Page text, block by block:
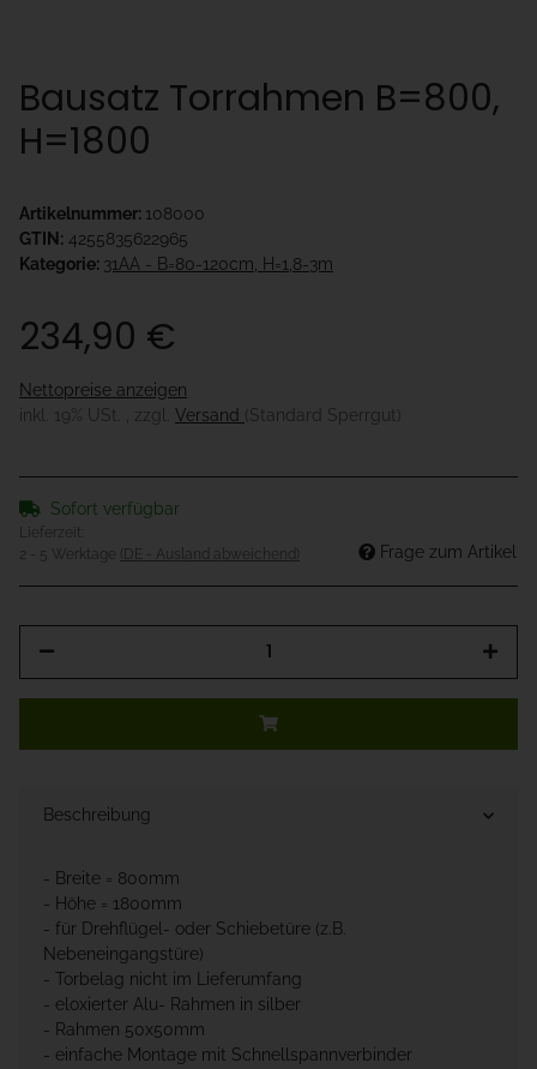
Bausatz Torrahmen B=800,
H=1800
Artikelnummer: 108000
GTIN: 4255835622965
Kategorie: 31AA - B=80-120cm, H=1,8-3m
234,90 €
Nettopreise anzeigen
inkl. 19% USt. , zzgl. Versand (Standard Sperrgut)
Sofort verfügbar
Lieferzeit:
2 - 5 Werktage
(DE - Ausland abweichend) Frage zum Artikel
Beschreibung
- Breite = 800mm
- Höhe = 1800mm
- für Drehflügel- oder Schiebetüre (z.B.
Nebeneingangstüre)
- Torbelag nicht im Lieferumfang
- eloxierter Alu- Rahmen in silber
- Rahmen 50x50mm
- einfache Montage mit Schnellspannverbinder